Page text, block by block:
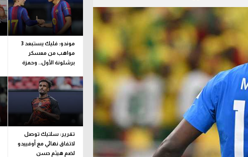
دوري أبطال أوروبا
القسم الثاني
رياضات أخرى
آسيا
موندو: فليك يستبعد 3
مواهب من معسكر
برشلونة الأول.. وحمزة
تقرير: سلتيك توصل
لاتفاق نهائي مع أوفييدو
لضم هيثم حسن